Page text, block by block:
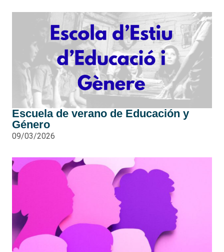
Escuela de verano de Educación y
Género
09/03/2026